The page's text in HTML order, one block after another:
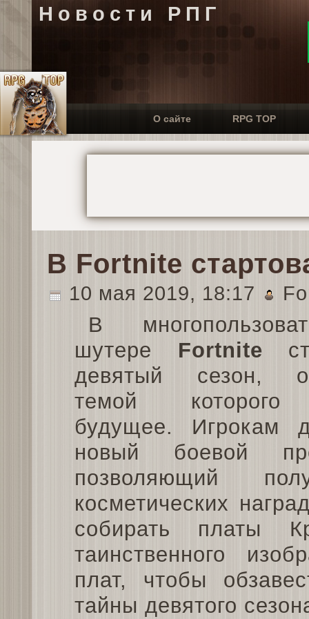
Новости РПГ
О сайте RPG TOP
В Fortnite
10 мая 2019, 18:17
В
шутере Fortnite
девятый сезон,
темой которого
будущее. Игрокам
новый боевой
позволяющий
косметических
собирать платы
таинственного
плат, чтобы
тайны девятого